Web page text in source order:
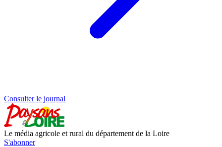
Consulter le journal
Le média agricole et rural du département de la Loire
S'abonner